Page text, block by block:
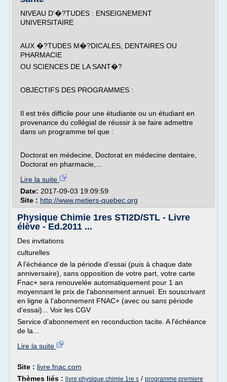
NIVEAU D'�?TUDES : ENSEIGNEMENT
UNIVERSITAIRE
AUX �?TUDES M�?DICALES, DENTAIRES OU
PHARMACIE
OU SCIENCES DE LA SANT�?
OBJECTIFS DES PROGRAMMES :
Il est très difficile pour une étudiante ou un étudiant en
provenance du collégial de réussir à se faire admettre
dans un programme tel que :
Doctorat en médecine, Doctorat en médecine dentaire,
Doctorat en pharmacie,...
Lire la suite
Date: 2017-09-03 19:09:59
Site : http://www.metiers-quebec.org
Physique Chimie 1res STI2D/STL - Livre
élève - Ed.2011 ...
Des invitations
culturelles
A l'échéance de la période d'essai (puis à chaque date
anniversaire), sans opposition de votre part, votre carte
Fnac+ sera renouvelée automatiquement pour 1 an
moyennant le prix de l'abonnement annuel. En souscrivant
en ligne à l'abonnement FNAC+ (avec ou sans période
d'essai)... Voir les CGV
Service d'abonnement en reconduction tacite. A l'échéance
de la...
Lire la suite
Site : livre.fnac.com
Thèmes liés : livre physique chimie 1re s / programme premiere